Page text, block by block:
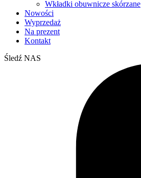
Wkładki obuwnicze skórzane
Nowości
Wyprzedaż
Na prezent
Kontakt
Śledź NAS